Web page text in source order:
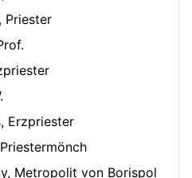
Priester
Erzpriester
Metropolit von Borispol